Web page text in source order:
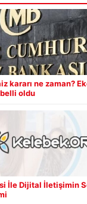
kararı ne zaman?
oldu
İle Dijital İletişimin